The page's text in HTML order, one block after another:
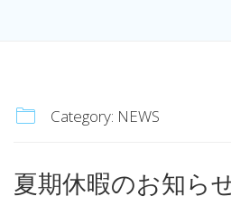
Category: NEWS
夏期休暇のお知ら